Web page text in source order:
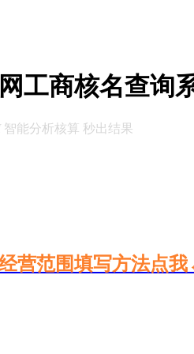
工商核名查询
智能分析核算 秒出结果
营范围填写方法点